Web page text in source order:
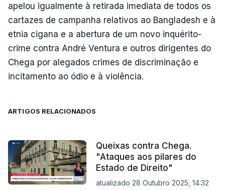
apelou igualmente à retirada imediata de todos os
cartazes de campanha relativos ao Bangladesh e à
etnia cigana e a abertura de um novo inquérito-
crime contra André Ventura e outros dirigentes do
Chega por alegados crimes de discriminação e
incitamento ao ódio e à violência.
ARTIGOS RELACIONADOS
Queixas contra Chega.
"Ataques aos pilares do
Estado de Direito"
atualizado 28 Outubro 2025, 14:32